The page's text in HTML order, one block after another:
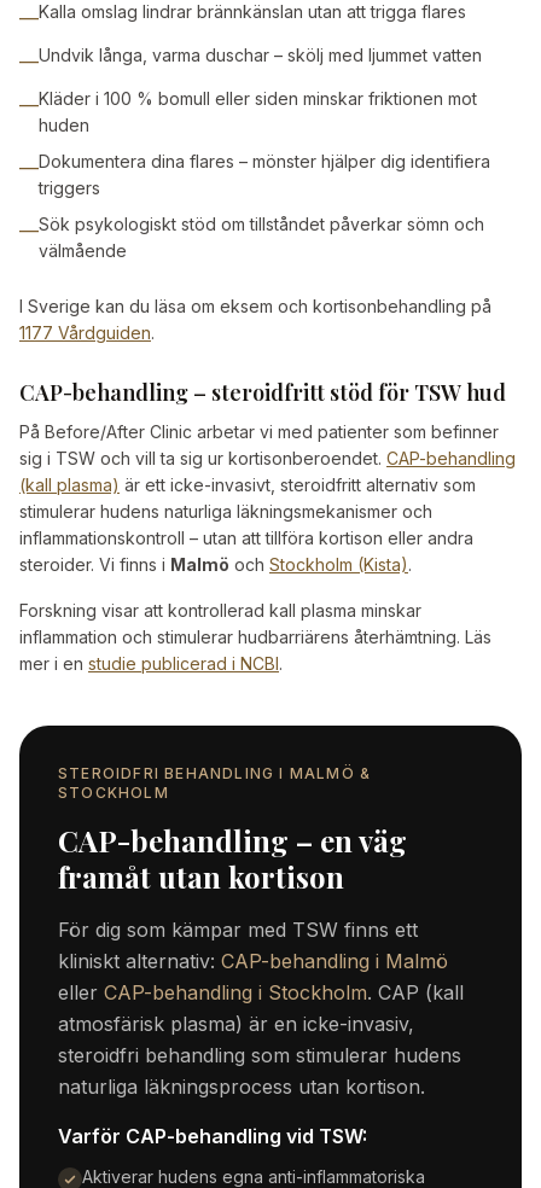
—Kalla omslag lindrar brännkänslan utan att trigga flares
—Undvik långa, varma duschar – skölj med ljummet vatten
—Kläder i 100 % bomull eller siden minskar friktionen mot
huden
—Dokumentera dina flares – mönster hjälper dig identifiera
triggers
—Sök psykologiskt stöd om tillståndet påverkar sömn och
välmående
I Sverige kan du läsa om eksem och kortisonbehandling på
1177 Vårdguiden.
CAP-behandling – steroidfritt stöd för TSW hud
På Before/After Clinic arbetar vi med patienter som befinner
sig i TSW och vill ta sig ur kortisonberoendet. CAP-behandling
(kall plasma) är ett icke-invasivt, steroidfritt alternativ som
stimulerar hudens naturliga läkningsmekanismer och
inflammationskontroll – utan att tillföra kortison eller andra
steroider. Vi finns i Malmö och Stockholm (Kista).
Forskning visar att kontrollerad kall plasma minskar
inflammation och stimulerar hudbarriärens återhämtning. Läs
mer i en studie publicerad i NCBI.
STEROIDFRI BEHANDLING I MALMÖ &
STOCKHOLM
CAP-behandling – en väg
framåt utan kortison
För dig som kämpar med TSW finns ett
kliniskt alternativ: CAP-behandling i Malmö
eller CAP-behandling i Stockholm. CAP (kall
atmosfärisk plasma) är en icke-invasiv,
steroidfri behandling som stimulerar hudens
naturliga läkningsprocess utan kortison.
Varför CAP-behandling vid TSW:
Aktiverar hudens egna anti-inflammatoriska